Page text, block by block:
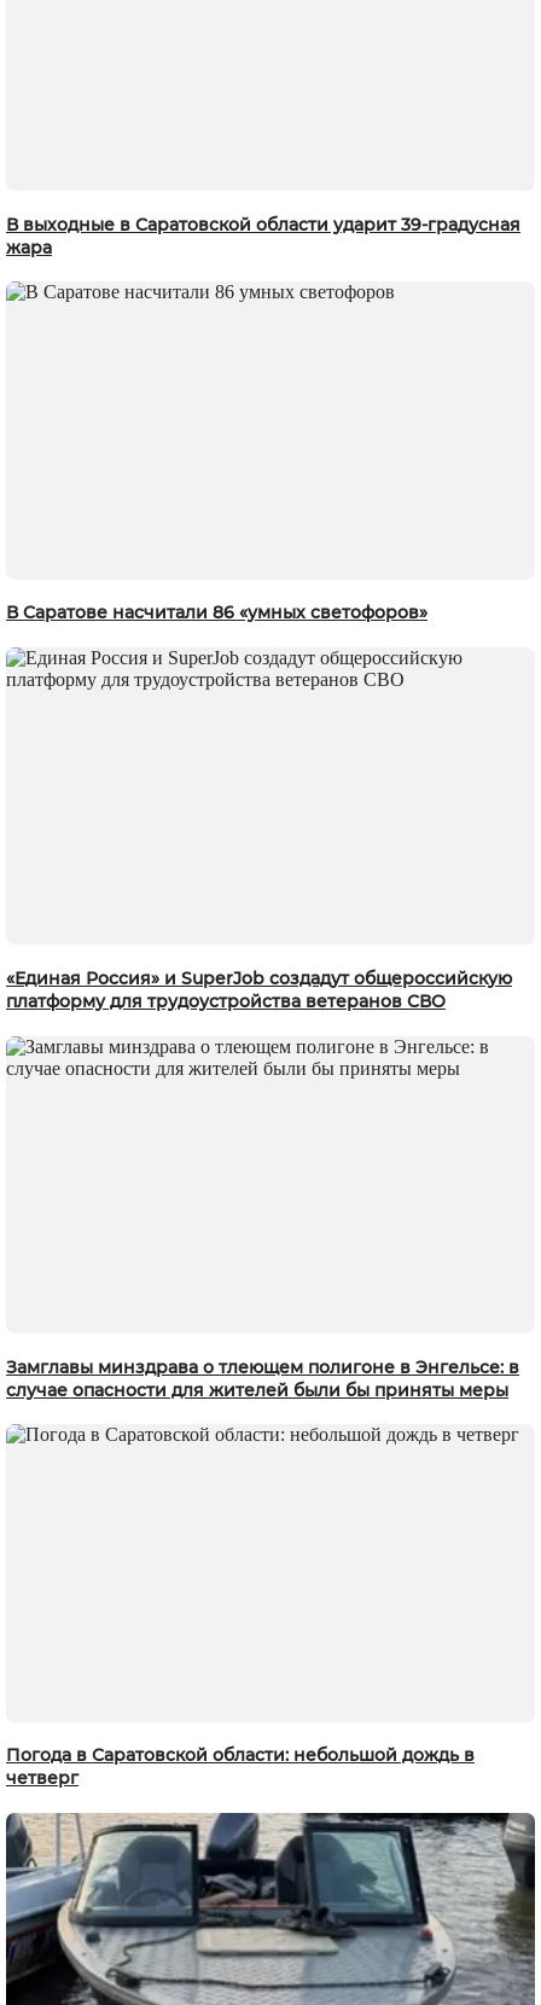
В выходные в Саратовской области ударит 39-градусная
жара
В Саратове насчитали 86 «умных светофоров»
«Единая Россия» и SuperJob создадут общероссийскую
платформу для трудоустройства ветеранов СВО
Замглавы минздрава о тлеющем полигоне в Энгельсе: в
случае опасности для жителей были бы приняты меры
Погода в Саратовской области: небольшой дождь в
четверг